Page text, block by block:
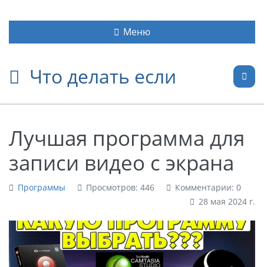
Что делать если
Меню
Лучшая программа для
записи видео с экрана
Программы Просмотров: 446
Комментарии: 0
28 мая 2024 г.